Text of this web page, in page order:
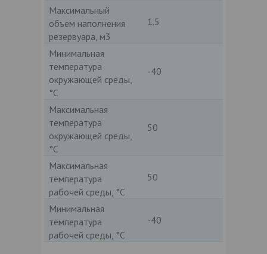
Максимальный
объем наполнения
резервуара, м3
1.5
Минимальная
температура
окружающей среды,
°С
-40
Максимальная
температура
окружающей среды,
°С
50
Максимальная
температура
рабочей среды, °С
50
Минимальная
температура
рабочей среды, °С
-40